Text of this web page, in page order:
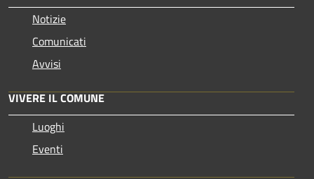
Notizie
Comunicati
Avvisi
VIVERE IL COMUNE
Luoghi
Eventi